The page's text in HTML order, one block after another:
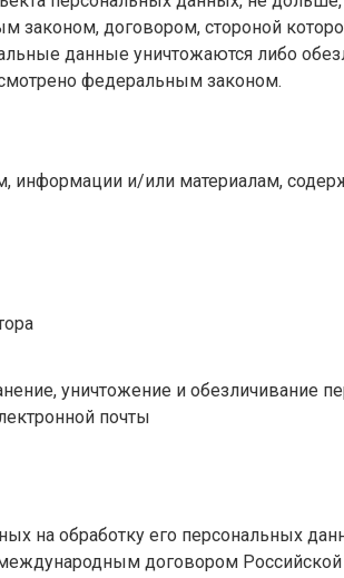
договором, стороной
данные уничтожаются либо
федеральным законом.
информации и/или материалам,
уничтожение и обезличивание
почты
на обработку его персональных
договором